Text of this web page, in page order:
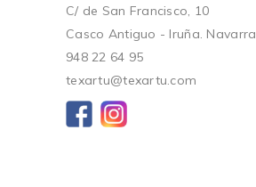
C/ de San Francisco, 10
Casco Antiguo - Iruña. Navarra
948 22 64 95
texartu@texartu.com